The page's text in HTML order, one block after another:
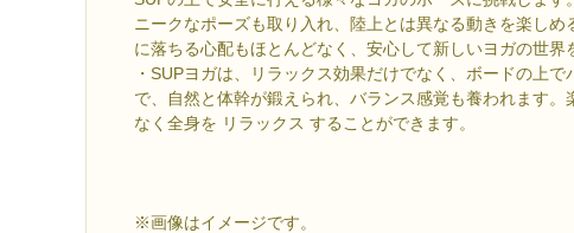
ニークなポーズも取り入れ、陸上とは異なる動きを楽しめ
に落ちる心配もほとんどなく、安心して新しいヨガの世界
・SUPヨガは、リラックス効果だけでなく、ボードの上で
で、自然と体幹が鍛えられ、バランス感覚も養われます。
なく全身を リラックス することができます。
※画像はイメージです。